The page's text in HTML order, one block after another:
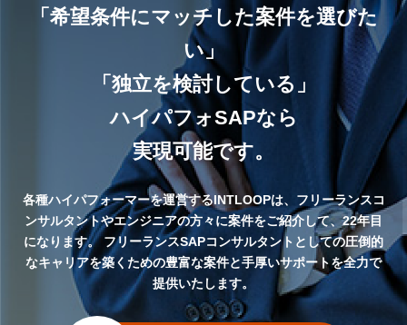
「希望条件にマッチした案件を選びた
い」
「独立を検討している」
ハイパフォSAPなら
実現可能です。
各種ハイパフォーマーを運営するINTLOOPは、フリーランスコ
ンサルタントやエンジニアの方々に案件をご紹介して、22年目
になります。フリーランスSAPコンサルタントとしての圧倒的
なキャリアを築くための豊富な案件と手厚いサポートを全力で
提供いたします。